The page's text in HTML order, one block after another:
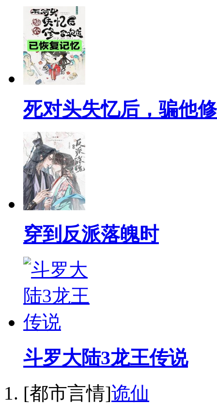
死对头失忆后，骗他
穿到反派落魄时
斗罗大陆3龙王传说
[都市言情]诡仙